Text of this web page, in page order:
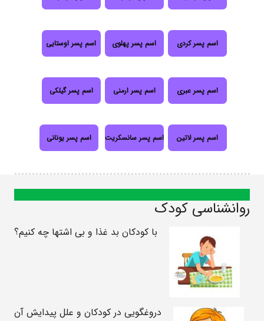
اسم پسر کردی اسم پسر پهلوی اسم پسر اوستایی
اسم پسر عبری اسم پسر ارمنی اسم پسر گیلکی
اسم پسر لاتین اسم پسر سانسکریت اسم پسر یونانی
روانشناسی کودک
با کودکان بد غذا و بی اشتها چه کنیم؟
دروغگویی در کودکان و علل پیدایش آن